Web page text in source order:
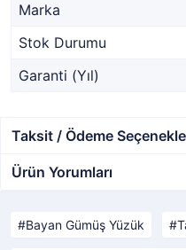
Marka
Stok Durumu
Garanti (Yıl)
Taksit / Ödeme
Ürün Yorumları
Bayan Gümüş Yüzük